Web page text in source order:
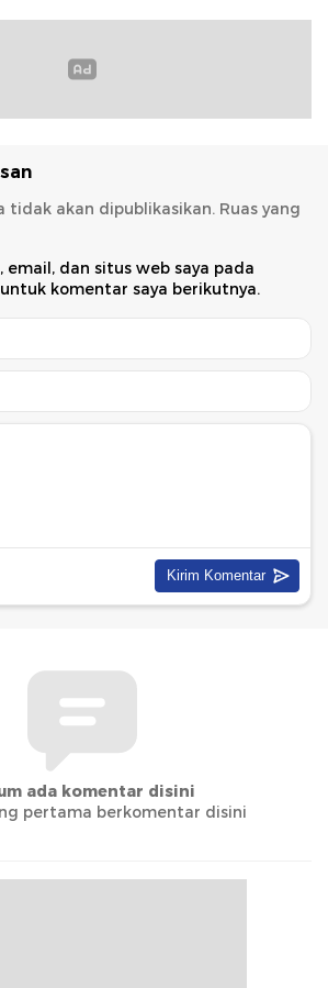
tidak akan dipublikasikan. Ruas yang
email, dan situs web saya pada
komentar saya berikutnya.
ada komentar disini
pertama berkomentar disini